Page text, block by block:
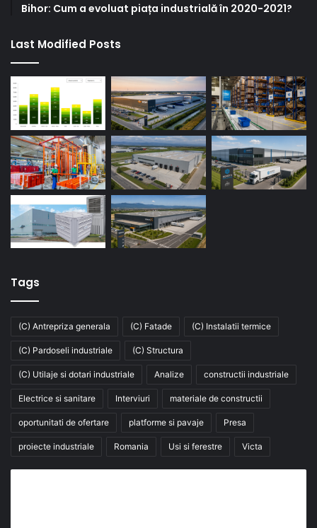
Bihor: Cum a evoluat piața industrială în 2020-2021?
Last Modified Posts
Tags
(C) Antrepriza generala (C) Fatade (C) Instalatii termice
(C) Pardoseli industriale (C) Structura
(C) Utilaje si dotari industriale Analize constructii industriale
Electrice si sanitare Interviuri materiale de constructii
oportunitati de ofertare platforme si pavaje Presa
proiecte industriale Romania Usi si ferestre Victa